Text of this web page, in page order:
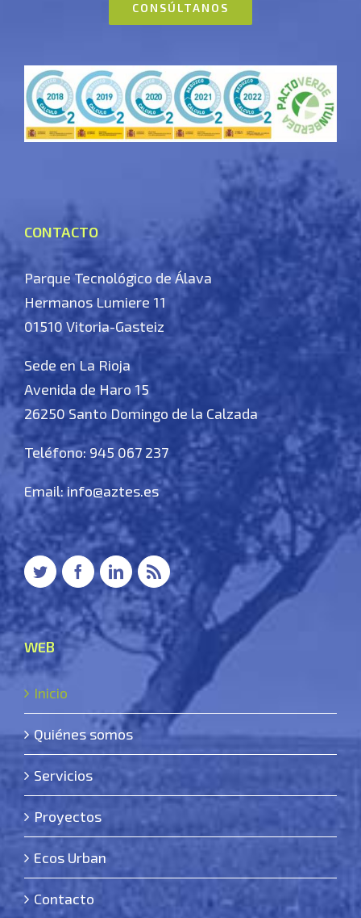
CONSÚLTANOS
CONTACTO
Parque Tecnológico de Álava
Hermanos Lumiere 11
01510 Vitoria-Gasteiz
Sede en La Rioja
Avenida de Haro 15
26250 Santo Domingo de la Calzada
Teléfono: 945 067 237
Email:info@aztes.es
WEB
Inicio
Quiénes somos
Servicios
Proyectos
Ecos Urban
Contacto